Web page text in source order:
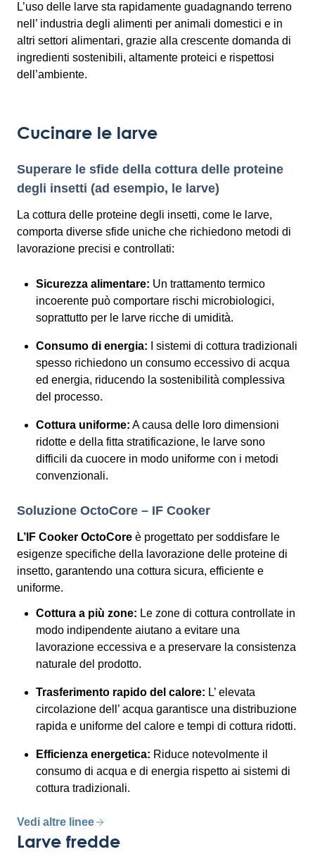
L’uso delle larve sta rapidamente guadagnando terreno
nell’ industria degli alimenti per animali domestici e in
altri settori alimentari, grazie alla crescente domanda di
ingredienti sostenibili, altamente proteici e rispettosi
dell’ambiente.
Cucinare le larve
Superare le sfide della cottura delle proteine
degli insetti (ad esempio, le larve)
La cottura delle proteine degli insetti, come le larve,
comporta diverse sfide uniche che richiedono metodi di
lavorazione precisi e controllati:
Sicurezza alimentare: Un trattamento termico
incoerente può comportare rischi microbiologici,
soprattutto per le larve ricche di umidità.
Consumo di energia: I sistemi di cottura tradizionali
spesso richiedono un consumo eccessivo di acqua
ed energia, riducendo la sostenibilità complessiva
del processo.
Cottura uniforme: A causa delle loro dimensioni
ridotte e della fitta stratificazione, le larve sono
difficili da cuocere in modo uniforme con i metodi
convenzionali.
Soluzione OctoCore – IF Cooker
L’IF Cooker OctoCore è progettato per soddisfare le
esigenze specifiche della lavorazione delle proteine di
insetto, garantendo una cottura sicura, efficiente e
uniforme.
Cottura a più zone: Le zone di cottura controllate in
modo indipendente aiutano a evitare una
lavorazione eccessiva e a preservare la consistenza
naturale del prodotto.
Trasferimento rapido del calore: L’ elevata
circolazione dell’ acqua garantisce una distribuzione
rapida e uniforme del calore e tempi di cottura ridotti.
Efficienza energetica: Riduce notevolmente il
consumo di acqua e di energia rispetto ai sistemi di
cottura tradizionali.
Vedi altre linee
Larve fredde